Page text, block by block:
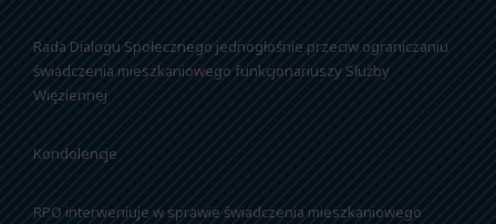
Rada Dialogu Społecznego jednogłośnie przeciw ograniczaniu
świadczenia mieszkaniowego funkcjonariuszy Służby
Więziennej
Kondolencje
RPO interweniuje w sprawie świadczenia mieszkaniowego